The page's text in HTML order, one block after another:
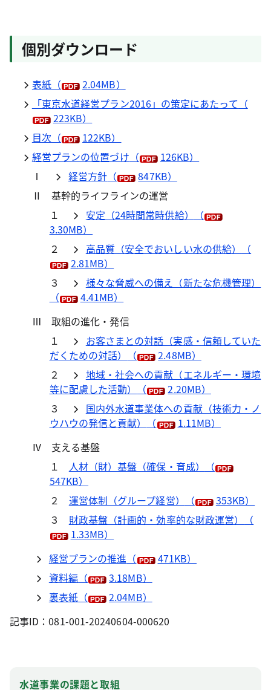
個別ダウンロード
表紙（
2.04MB）
「東京水道経営プラン2016」の策定にあたって （
223KB）
目次 （
122KB）
経営プランの位置づけ （
126KB）
Ⅰ
経営方針 （
847KB）
Ⅱ 基幹的ライフラインの運営
１
安定（24時間常時供給）
（
3.30MB）
２
高品質（安全でおいしい水の供給）
（
2.81MB）
３
様々な脅威への備え（新たな危機管理）
（
4.41MB）
Ⅲ 取組の進化・発信
１
お客さまとの対話（実感・信頼していた
だくための対話）
（
2.48MB）
２
地域・社会への貢献（エネルギー・環境
等に配慮した活動）
（
2.20MB）
３
国内外水道事業体への貢献（技術力・ノ
ウハウの発信と貢献）
（
1.11MB）
Ⅳ 支える基盤
１ 人材（財）基盤（確保・育成）
（
547KB）
２ 運営体制（グループ経営） （
353KB）
３ 財政基盤（計画的・効率的な財政運営）
（
1.33MB）
経営プランの推進 （
471KB）
資料編 （
3.18MB）
裏表紙 （
2.04MB）
記事ID：081-001-20240604-000620
水道事業の課題と取組